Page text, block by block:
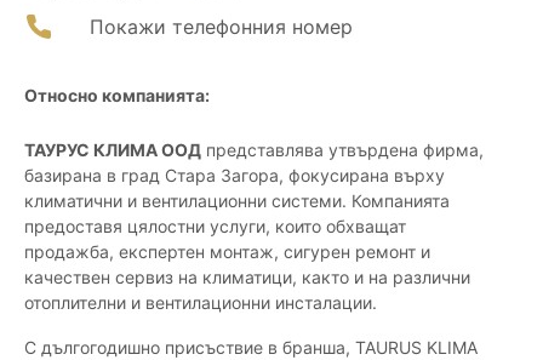
Покажи телефонния номер
Относно компанията:
ТАУРУС КЛИМА ООД представлява утвърдена фирма,
базирана в град Стара Загора, фокусирана върху
климатични и вентилационни системи. Компанията
предоставя цялостни услуги, които обхващат
продажба, експертен монтаж, сигурен ремонт и
качествен сервиз на климатици, както и на различни
отоплителни и вентилационни инсталации.
С дългогодишно присъствие в бранша, TAURUS KLIMA